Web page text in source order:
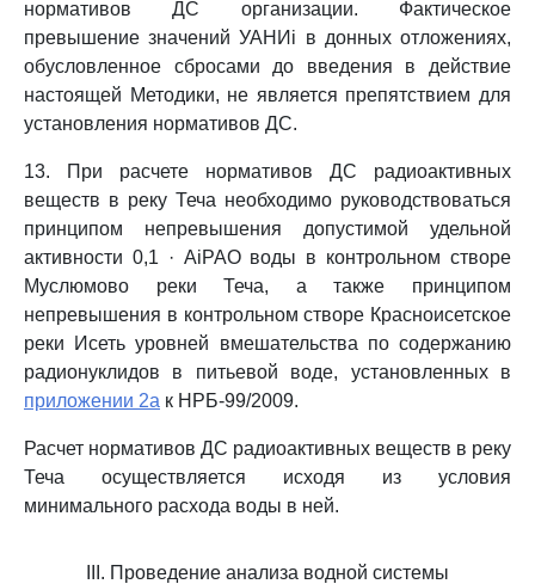
нормативов ДС организации. Фактическое
превышение значений УАНИi в донных отложениях,
обусловленное сбросами до введения в действие
настоящей Методики, не является препятствием для
установления нормативов ДС.
13. При расчете нормативов ДС радиоактивных
веществ в реку Теча необходимо руководствоваться
принципом непревышения допустимой удельной
активности 0,1 · AiРАО воды в контрольном створе
Муслюмово реки Теча, а также принципом
непревышения в контрольном створе Красноисетское
реки Исеть уровней вмешательства по содержанию
радионуклидов в питьевой воде, установленных в
приложении 2а к НРБ-99/2009.
Расчет нормативов ДС радиоактивных веществ в реку
Теча осуществляется исходя из условия
минимального расхода воды в ней.
III. Проведение анализа водной системы